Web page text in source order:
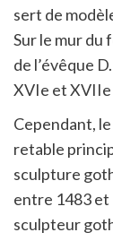
sert de
Sur le mur du
de l’évêque
XVIe et XVIIe
Cependant,
retable
sculpture
entre 1483 et
sculpteur